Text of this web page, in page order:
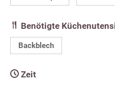
Benötigte
Backblech
Zeit